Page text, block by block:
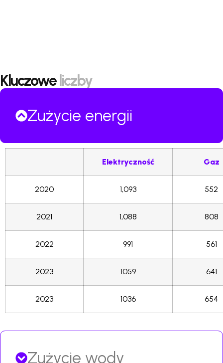
Kluczoweliczby
Zużycie energii
Elektryczność Gaz
2020 1,093 552
2021 1,088 808
2022 991 561
2023 1059 641
2023 1036 654
Zużycie wody